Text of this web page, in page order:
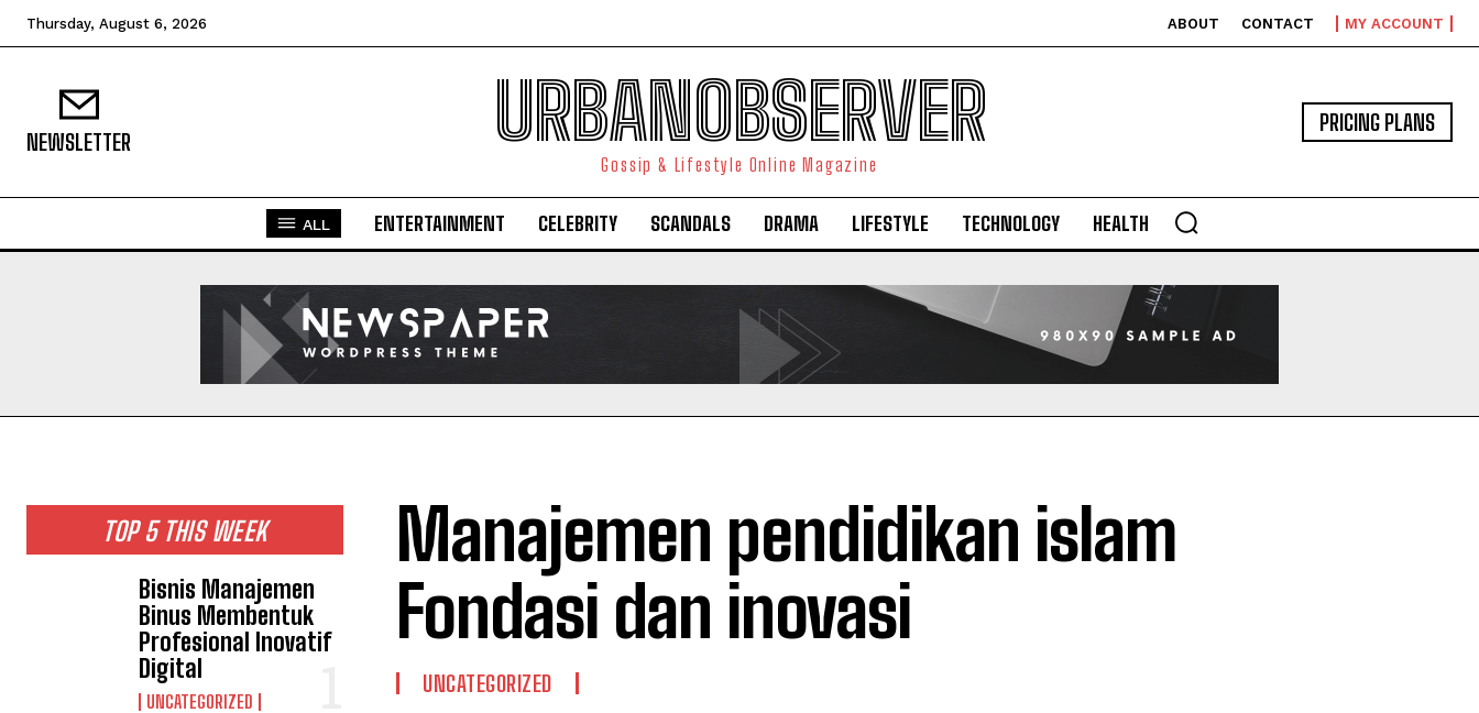
Thursday, August 6, 2026 ABOUT CONTACT MY ACCOUNT
NEWSLETTER URBANOBSERVER
Gossip & Lifestyle Online Magazine
PRICING PLANS
ALL ENTERTAINMENT CELEBRITY SCANDALS DRAMA LIFESTYLE TECHNOLOGY HEALTH
TOP 5 THIS WEEK
Bisnis Manajemen
Binus Membentuk
Profesional Inovatif
Digital
UNCATEGORIZED
Manajemen pendidikan islam
Fondasi dan inovasi
UNCATEGORIZED